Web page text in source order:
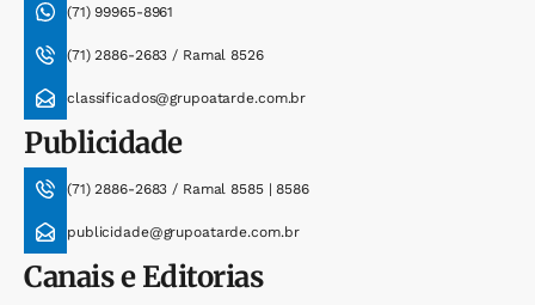
(71) 99965-8961
(71) 2886-2683 / Ramal 8526
classificados@grupoatarde.com.br
Publicidade
(71) 2886-2683 / Ramal 8585 | 8586
publicidade@grupoatarde.com.br
Canais e Editorias